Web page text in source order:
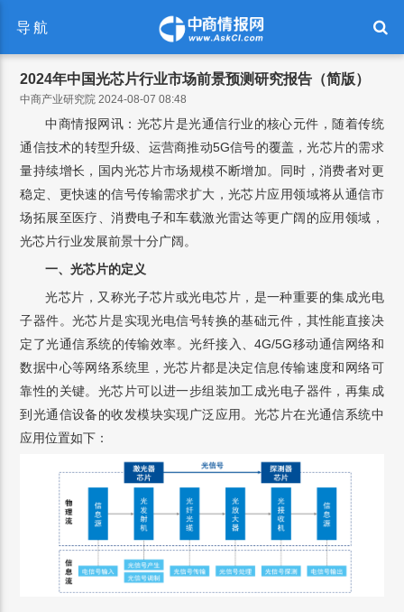
导航
2024年中国光芯片行业市场前景预测研究报告（简版）
中商产业研究院 2024-08-07 08:48
中商情报网讯：光芯片是光通信行业的核心元件，随着传统
通信技术的转型升级、运营商推动5G信号的覆盖，光芯片的需求
量持续增长，国内光芯片市场规模不断增加。同时，消费者对更
稳定、更快速的信号传输需求扩大，光芯片应用领域将从通信市
场拓展至医疗、消费电子和车载激光雷达等更广阔的应用领域，
光芯片行业发展前景十分广阔。
一、光芯片的定义
光芯片，又称光子芯片或光电芯片，是一种重要的集成光电
子器件。光芯片是实现光电信号转换的基础元件，其性能直接决
定了光通信系统的传输效率。光纤接入、4G/5G移动通信网络和
数据中心等网络系统里，光芯片都是决定信息传输速度和网络可
靠性的关键。光芯片可以进一步组装加工成光电子器件，再集成
到光通信设备的收发模块实现广泛应用。光芯片在光通信系统中
应用位置如下：